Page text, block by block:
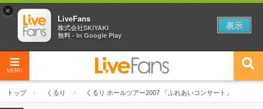
MENU
トップ くるり くるり ホールツアー2007 「ふれあいコンサート」
2026
04/27
2026
【ライブ動員ランキング】2026年上半期編発表！
×
LiveFans
株式会社SKIYAKI
無料 - In Google Play
表示